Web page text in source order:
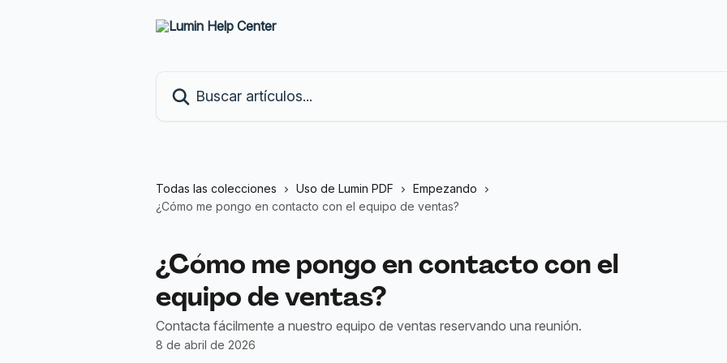
Todas las colecciones Uso de Lumin PDF
Empezando
¿Cómo me pongo en contacto con el equipo de ventas?
¿Cómo me pongo en contacto con el
equipo de ventas?
Contacta fácilmente a nuestro equipo de ventas reservando una reunión.
8 de abril de 2026